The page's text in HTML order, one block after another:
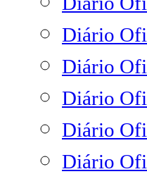
Diário
Diário
Diário
Diário
Diário